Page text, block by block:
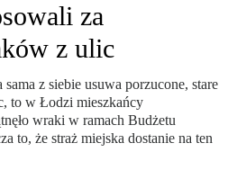
za
z ulic
z siebie usuwa porzucone, stare
to w Łodzi mieszkańcy
wraki w ramach Budżetu
to, że straż miejska dostanie na ten